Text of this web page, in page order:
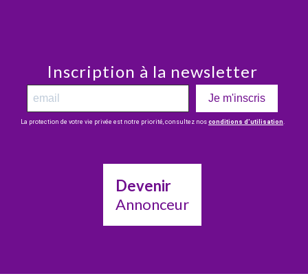
Inscription à la newsletter
Je m'inscris
La protection de votre vie privée est notre priorité, consultez nos conditions d’utilisation
Devenir
Annonceur